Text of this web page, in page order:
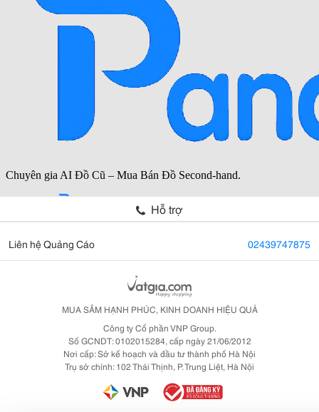
Hỗ trợ
Liên hệ Quảng Cáo 02439747875
MUA SẮM HẠNH PHÚC, KINH DOANH HIỆU QUẢ
Công ty Cổ phần VNP Group.
Số GCNDT: 0102015284, cấp ngày 21/06/2012
Nơi cấp: Sở kế hoạch và đầu tư thành phố Hà Nội
Trụ sở chính: 102 Thái Thịnh, P. Trung Liệt, Hà Nội